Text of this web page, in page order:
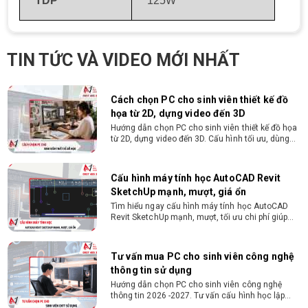
TIN TỨC VÀ VIDEO MỚI NHẤT
Nguyễn Thắng!
Cách chọn PC cho sinh viên thiết kế đồ
họa từ 2D, dựng video đến 3D
Hướng dẫn chọn PC cho sinh viên thiết kế đồ họa
từ 2D, dựng video đến 3D. Cấu hình tối ưu, dùng
Cấu hình máy tính học AutoCAD Revit
SketchUp mạnh, mượt, giá ổn
Tìm hiểu ngay cấu hình máy tính học AutoCAD
Revit SketchUp mạnh, mượt, tối ưu chi phí giúp
Tư vấn mua PC cho sinh viên công nghệ
thông tin sử dụng
Hướng dẫn chọn PC cho sinh viên công nghệ
thông tin 2026 -2027. Tư vấn cấu hình học lập
Sinh viên nên mua laptop hay PC ?
Sinh viên nên mua laptop hay PC? Đây là băn
khoăn của nhiều tân sinh viên khi chọn máy học
tập. Xem ngay phân tích để chọn thiết bị chuẩn